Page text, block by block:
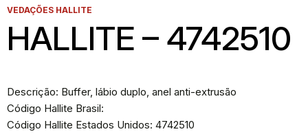
VEDAÇÕES HALLITE
HALLITE – 4742510
Descrição: Buffer, lábio duplo, anel anti-extrusão
Código Hallite Brasil:
Código Hallite Estados Unidos: 4742510